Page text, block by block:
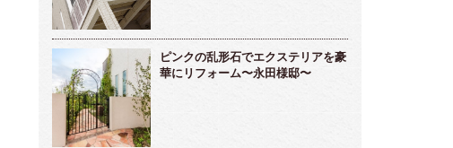
ピンクの乱形石でエクステリアを豪
華にリフォーム〜永田様邸〜